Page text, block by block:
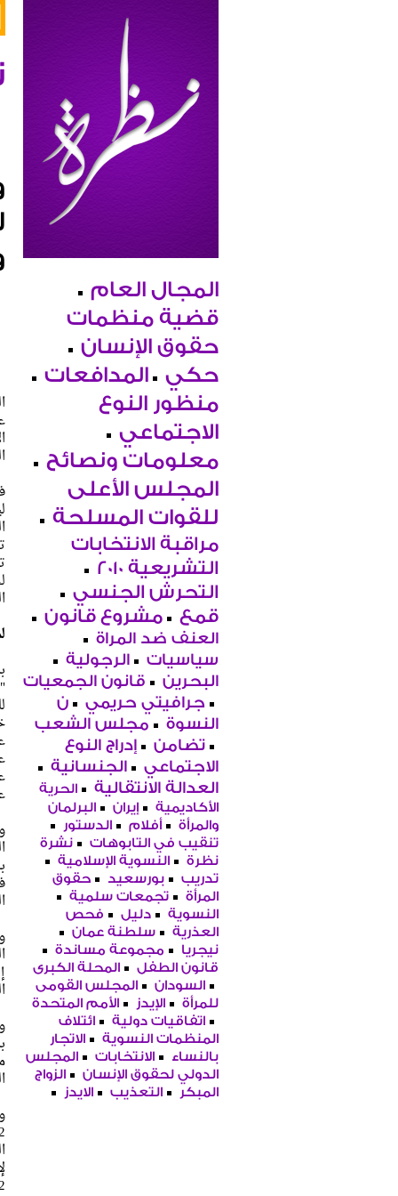
المجال العام
قضية منظمات
حقوق الإنسان
حكي
المدافعات
منظور النوع
الاجتماعي
معلومات ونصائح
المجلس الأعلى
للقوات المسلحة
مراقبة الانتخابات
التشريعية 2010
التحرش الجنسي
قمع
مشروع قانون
العنف ضد المراة
سياسيات
الرجولية
البحرين
قانون الجمعيات
جرافيتي حريمي
ن
النسوة
مجلس الشعب
تضامن
إدراج النوع
الاجتماعي
الجنسانية
العدالة الانتقالية
الحرية
الأكاديمية
إيران
البرلمان
والمرأة
أفلام
الدستور
تنقيب في التابوهات
نشرة
نظرة
النسوية الإسلامية
تدريب
بورسعيد
حقوق
المرأة
تجمعات سلمية
النسوية
دليل
فحص
العذرية
سلطنة عمان
نيجريا
مجموعة مساندة
قانون الطفل
المحلة الكبرى
السودان
المجلس القومى
للمرأة
الإيدز
الأمم المتحدة
اتفاقيات دولية
ائتلاف
المنظمات النسوية
الاتجار
بالنساء
الانتخابات
المجلس
الدولي لحقوق الإنسان
الزواج
المبكر
التعذيب الايدز
عام 1952م
1992